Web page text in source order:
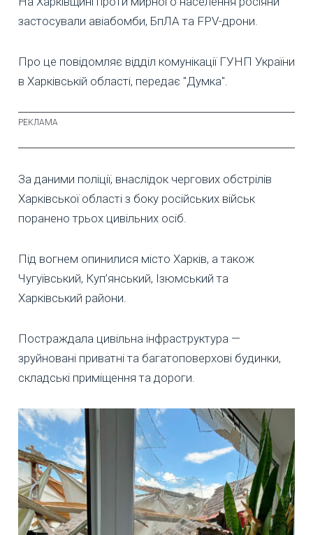
застосували авіабомби, БпЛА та FPV-дрони.
Про це повідомляє відділ комунікації ГУНП України
в Харківській області, передає "Думка".
За даними поліції, внаслідок чергових обстрілів
Харківської області з боку російських військ
поранено трьох цивільних осіб.
Під вогнем опинилися місто Харків, а також
Чугуївський, Куп’янський, Ізюмський та
Харківський райони.
Постраждала цивільна інфраструктура —
зруйновані приватні та багатоповерхові будинки,
складські приміщення та дороги.